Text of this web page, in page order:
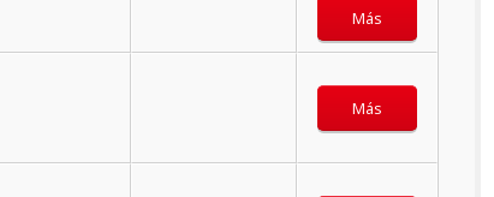
Más
Más